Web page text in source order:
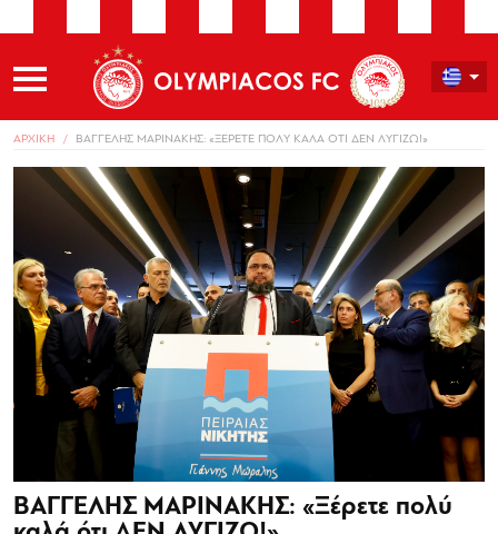
ΑΡΧΙΚΗ ΒΑΓΓΕΛΗΣ ΜΑΡΙΝΑΚΗΣ: «ΞΕΡΕΤΕ ΠΟΛΥ ΚΑΛΑ ΟΤΙ ΔΕΝ ΛΥΓΙΖΩ!»
ΒΑΓΓΕΛΗΣ ΜΑΡΙΝΑΚΗΣ: «Ξέρετε πολύ